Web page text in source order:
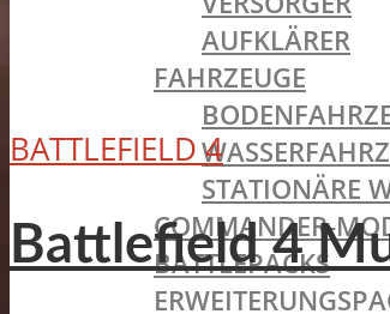
AUFKLÄRER
FAHRZEUGE
STATIONÄRE
COMMANDER-
BATTLEPACKS
BATTLEFIELD 4
Battlefield 4